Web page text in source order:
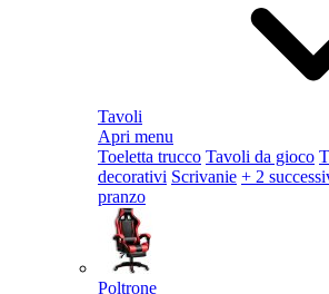
Tavoli
Apri menu
Toeletta trucco Tavoli da gioco
decorativi Scrivanie + 2
pranzo
Poltrone